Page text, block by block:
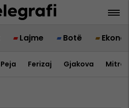
Lajme Botë
Peja Ferizaj Gjakova